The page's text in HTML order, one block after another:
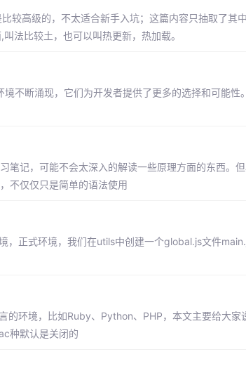
较高级的，不太适合新手入坑；这篇内容只抽取了其
法比较土，也可以叫热更新，热加载。
不断涌现，它们为开发者提供了更多的选择和可能
记，可能不会太深入的解读一些原理方面的东西。
不仅仅只是简单的语法使用
，正式环境，我们在utils中创建一个global.js文件
的环境，比如Ruby、Python、PHP，本文主要给大
种默认是关闭的